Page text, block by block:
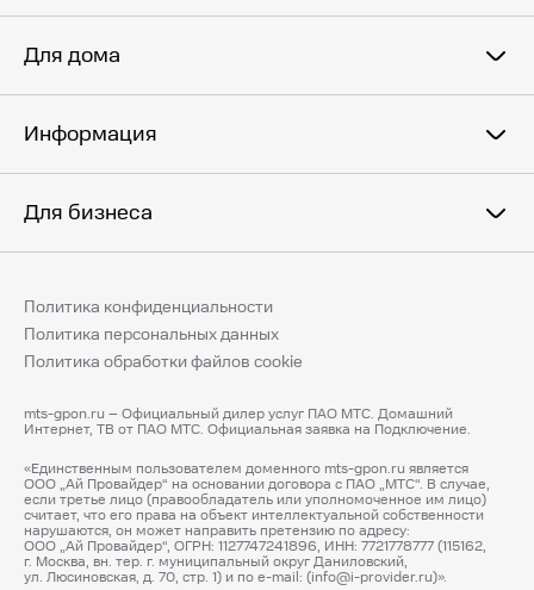
Для дома
Информация
Для бизнеса
Политика конфиденциальности
Политика персональных данных
Политика обработки файлов cookie
mts-gpon.ru – Официальный дилер услуг ПАО МТС. Домашний
Интернет, ТВ от ПАО МТС. Официальная заявка на Подключение.
«Единственным пользователем доменного mts-gpon.ru является
ООО „Ай Провайдер“ на основании договора с ПАО „МТС“. В случае,
если третье лицо (правообладатель или уполномоченное им лицо)
считает, что его права на объект интеллектуальной собственности
нарушаются, он может направить претензию по адресу:
ООО „Ай Провайдер“, ОГРН: 1127747241896, ИНН: 7721778777 (115162,
г. Москва, вн. тер. г. муниципальный округ Даниловский,
ул. Люсиновская, д. 70, стр. 1) и по e-mail: (info@i-provider.ru)».